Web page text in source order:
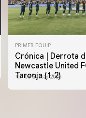
PRIMER EQUIP
Crónica | Derrota
Newcastle United
Taronja (1-2)
08 agosto 2026
PRIMER EQUIP
MESTALLA 📍